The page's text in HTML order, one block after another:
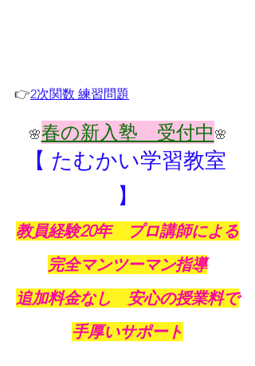
👉2次関数 練習問題
🌸春の新入塾　受付中 🌸
【 たむかい学習教室
】
教員経験20年　プロ講師による
完全マンツーマン指導
追加料金なし　安心の授業料で
手厚いサポート